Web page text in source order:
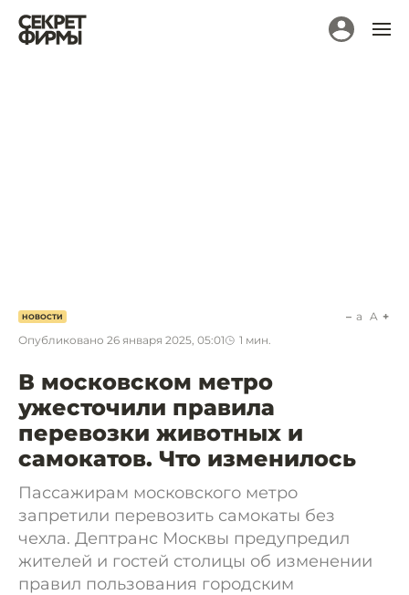
НОВОСТИ
Опубликовано 26 января 2025, 05:01 1 мин.
a A
В московском метро
ужесточили правила
перевозки животных и
самокатов. Что изменилось
Пассажирам московского метро
запретили перевозить самокаты без
чехла. Дептранс Москвы предупредил
жителей и гостей столицы об изменении
правил пользования городским